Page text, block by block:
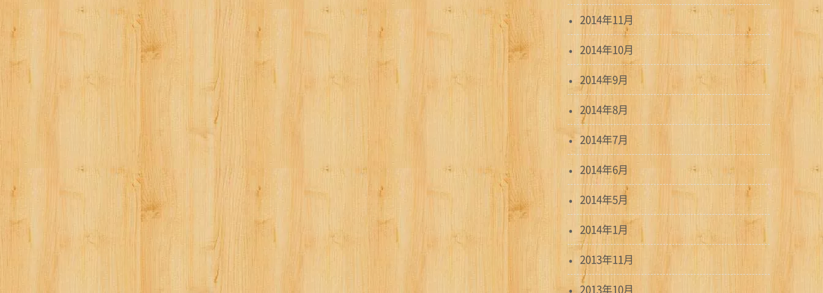
2014年11月
2014年10月
2014年9月
2014年8月
2014年7月
2014年6月
2014年5月
2014年1月
2013年11月
2013年10月